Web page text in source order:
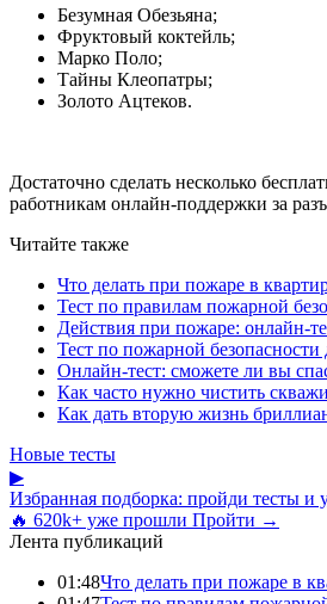
Безумная Обезьяна;
Фруктовый коктейль;
Марко Поло;
Тайны Клеопатры;
Золото Ацтеков.
Достаточно сделать несколько
работникам онлайн-поддержки за
Читайте также
Что делать при пожаре в
Тест по правилам пожарной
Действия при пожаре: онлайн-
Тест по пожарной безопасности
Онлайн-тест: сможете ли вы
Как часто нужно чистить
Как дать вторую жизнь
Новые тесты
▶
Избранная подборка: пройди тесты и
🔥 620k+ уже прошли Пройти →
Лента публикаций
01:48Что делать при пожаре в